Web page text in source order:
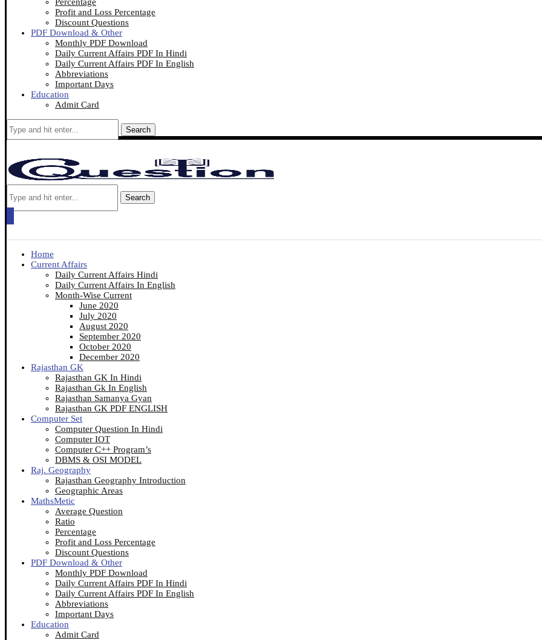
Profit and Loss Percentage
Discount Questions
PDF Download & Other
Monthly PDF Download
Daily Current Affairs PDF In Hindi
Daily Current Affairs PDF In English
Abbreviations
Important Days
Education
Admit Card
Search
Search
Home
Current Affairs
Daily Current Affairs Hindi
Daily Current Affairs In English
Month-Wise Current
June 2020
July 2020
August 2020
September 2020
October 2020
December 2020
Rajasthan GK
Rajasthan GK In Hindi
Rajasthan Gk In English
Rajasthan Samanya Gyan
Rajasthan GK PDF ENGLISH
Computer Set
Computer Question In Hindi
Computer IOT
Computer C++ Program’s
DBMS & OSI MODEL
Raj. Geography
Rajasthan Geography Introduction
Geographic Areas
MathsMetic
Average Question
Ratio
Percentage
Profit and Loss Percentage
Discount Questions
PDF Download & Other
Monthly PDF Download
Daily Current Affairs PDF In Hindi
Daily Current Affairs PDF In English
Abbreviations
Important Days
Education
Admit Card